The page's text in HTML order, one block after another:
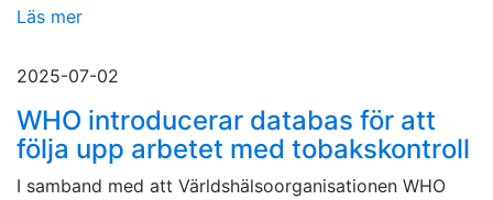
Läs mer
2025-07-02
WHO introducerar databas för att
följa upp arbetet med tobakskontroll
I samband med att Världshälsoorganisationen WHO